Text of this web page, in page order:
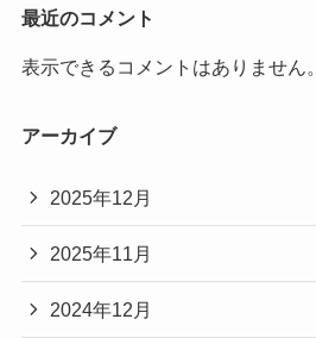
最近のコメント
表示できるコメントはありません。
アーカイブ
2025年12月
2025年11月
2024年12月